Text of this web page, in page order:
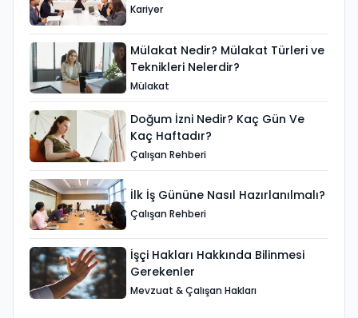
Kariyer
Mülakat Nedir? Mülakat Türleri ve
Teknikleri Nelerdir?
Mülakat
Doğum İzni Nedir? Kaç Gün Ve
Kaç Haftadır?
Çalışan Rehberi
İlk İş Gününe Nasıl Hazırlanılmalı?
Çalışan Rehberi
İşçi Hakları Hakkında Bilinmesi
Gerekenler
Mevzuat & Çalışan Hakları